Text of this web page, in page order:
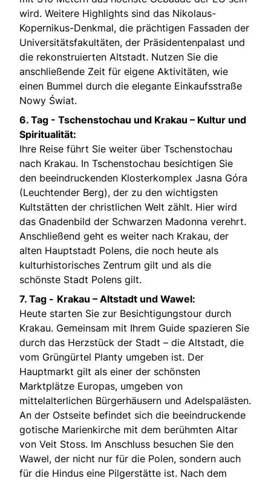
wird. Weitere Highlights sind das Nikolaus-
Kopernikus-Denkmal, die prächtigen Fassaden der
Universitätsfakultäten, der Präsidentenpalast und
die rekonstruierten Altstadt. Nutzen Sie die
anschließende Zeit für eigene Aktivitäten, wie
einen Bummel durch die elegante Einkaufsstraße
Nowy Świat.
6. Tag - Tschenstochau und Krakau – Kultur und
Spiritualität:
Ihre Reise führt Sie weiter über Tschenstochau
nach Krakau. In Tschenstochau besichtigen Sie
den beeindruckenden Klosterkomplex Jasna Góra
(Leuchtender Berg), der zu den wichtigsten
Kultstätten der christlichen Welt zählt. Hier wird
das Gnadenbild der Schwarzen Madonna verehrt.
Anschließend geht es weiter nach Krakau, der
alten Hauptstadt Polens, die noch heute als
kulturhistorisches Zentrum gilt und als die
schönste Stadt Polens gilt.
7. Tag - Krakau – Altstadt und Wawel:
Heute starten Sie zur Besichtigungstour durch
Krakau. Gemeinsam mit Ihrem Guide spazieren Sie
durch das Herzstück der Stadt – die Altstadt, die
vom Grüngürtel Planty umgeben ist. Der
Hauptmarkt gilt als einer der schönsten
Marktplätze Europas, umgeben von
mittelalterlichen Bürgerhäusern und Adelspalästen.
An der Ostseite befindet sich die beeindruckende
gotische Marienkirche mit dem berühmten Altar
von Veit Stoss. Im Anschluss besuchen Sie den
Wawel, der nicht nur für die Polen, sondern auch
für die Hindus eine Pilgerstätte ist. Nach dem